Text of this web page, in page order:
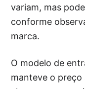
variam, mas
conforme
marca.
O modelo de
manteve o preço